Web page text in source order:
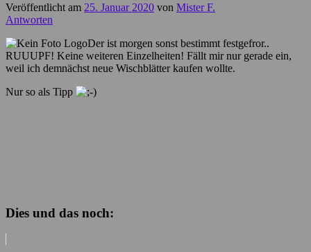
Veröffentlicht am 25. Januar 2020 von Mister F.
Antworten
Der ist morgen sonst bestimmt festgefror..
RUUUPF! Keine weiteren Einzelheiten! Fällt mir nur gerade ein,
weil ich demnächst neue Wischblätter kaufen wollte.
Nur so als Tipp
Dies und das noch: